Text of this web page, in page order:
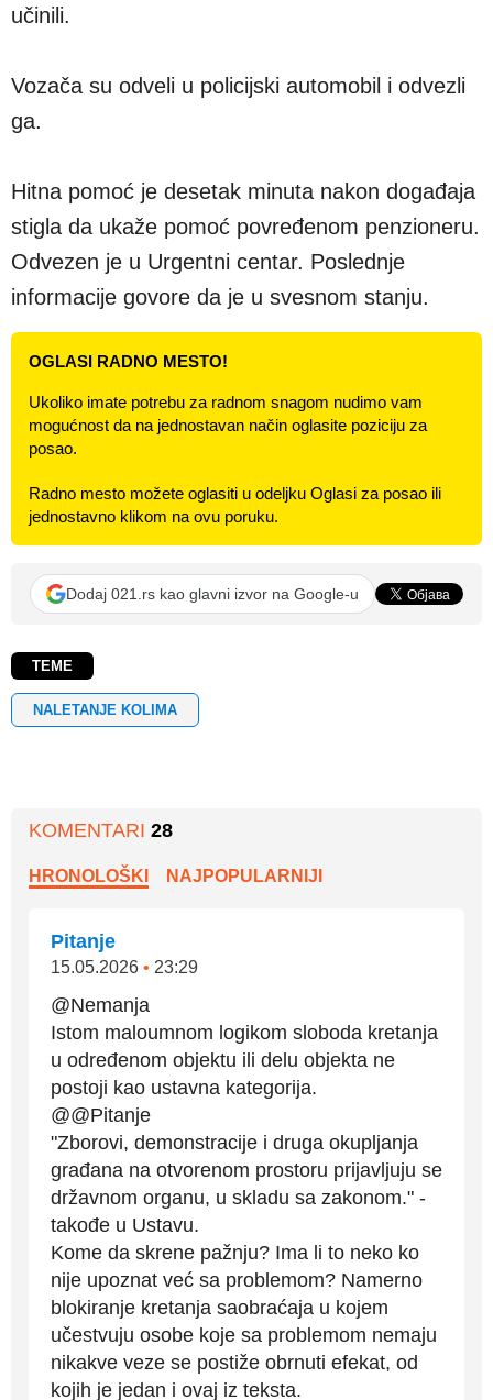
učinili.
Vozača su odveli u policijski automobil i odvezli
ga.
Hitna pomoć je desetak minuta nakon događaja
stigla da ukaže pomoć povređenom penzioneru.
Odvezen je u Urgentni centar. Poslednje
informacije govore da je u svesnom stanju.
OGLASI RADNO MESTO!
Ukoliko imate potrebu za radnom snagom nudimo vam
mogućnost da na jednostavan način oglasite poziciju za
posao.
Radno mesto možete oglasiti u odeljku Oglasi za posao ili
jednostavno klikom na ovu poruku.
Dodaj 021.rs kao glavni izvor na Google-u
TEME
NALETANJE KOLIMA
KOMENTARI 28
HRONOLOŠKI NAJPOPULARNIJI
Pitanje
15.05.2026 • 23:29
@Nemanja
Istom maloumnom logikom sloboda kretanja
u određenom objektu ili delu objekta ne
postoji kao ustavna kategorija.
@@Pitanje
"Zborovi, demonstracije i druga okupljanja
građana na otvorenom prostoru prijavljuju se
državnom organu, u skladu sa zakonom." -
takođe u Ustavu.
Kome da skrene pažnju? Ima li to neko ko
nije upoznat već sa problemom? Namerno
blokiranje kretanja saobraćaja u kojem
učestvuju osobe koje sa problemom nemaju
nikakve veze se postiže obrnuti efekat, od
kojih je jedan i ovaj iz teksta.